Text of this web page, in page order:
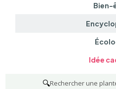
Bien-
Idée
🔍Rechercher une